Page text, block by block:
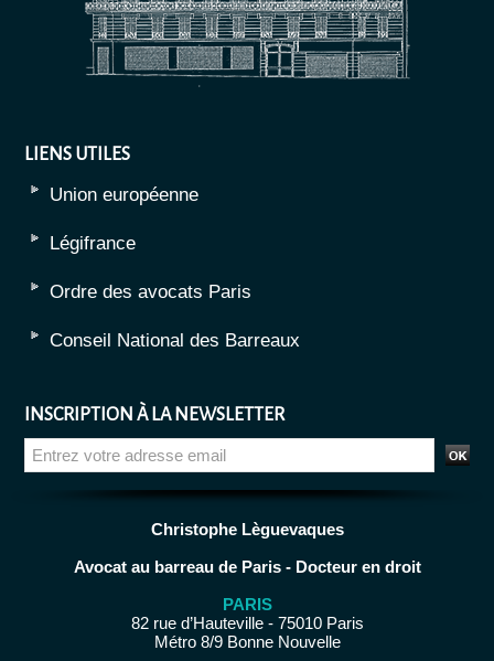
LIENS UTILES
Union européenne
Légifrance
Ordre des avocats Paris
Conseil National des Barreaux
INSCRIPTION À LA NEWSLETTER
Christophe Lèguevaques
Avocat au barreau de Paris - Docteur en droit
PARIS
82 rue d’Hauteville - 75010 Paris
Métro 8/9 Bonne Nouvelle